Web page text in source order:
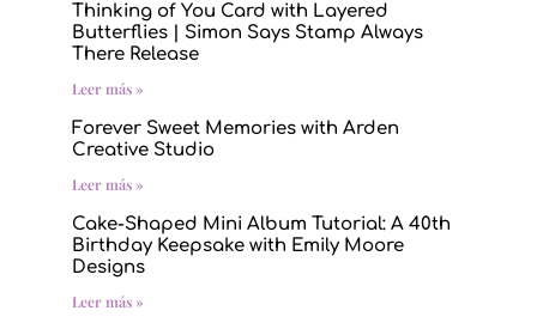
Thinking of You Card with Layered
Butterflies | Simon Says Stamp Always
There Release
Leer más »
Forever Sweet Memories with Arden
Creative Studio
Leer más »
Cake-Shaped Mini Album Tutorial: A 40th
Birthday Keepsake with Emily Moore
Designs
Leer más »